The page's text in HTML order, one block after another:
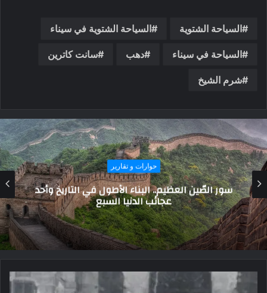
السياحة الشتوية السياحة الشتوية في سيناء
السياحة في سيناء دهب سانت كاترين
شرم الشيخ
حوارات و تقارير
خبراء الاقتصاد يتحدثون عن تأثير قرار البنك المركزي
حول تثبيت سعر الفائدة